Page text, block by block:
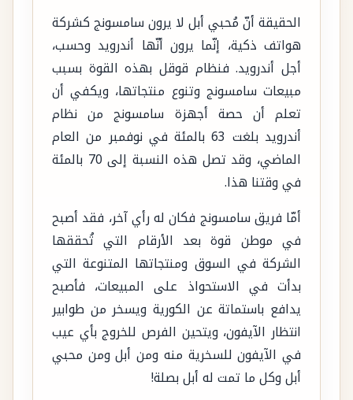
الحقيقة أنّ مُحبي أبل لا يرون سامسونج كشركة
هواتف ذكية، إنّما يرون أنّها أندرويد وحسب،
أجل أندرويد. فنظام قوقل بهذه القوة بسبب
مبيعات سامسونج وتنوع منتجاتها، ويكفي أن
تعلم أن حصة أجهزة سامسونج من نظام
أندرويد بلغت 63 بالمئة في نوفمبر من العام
الماضي، وقد تصل هذه النسبة إلى 70 بالمئة
في وقتنا هذا.
أمّا فريق سامسونج فكان له رأي آخر، فقد أصبح
في موطن قوة بعد الأرقام التي تُحققها
الشركة في السوق ومنتجاتها المتنوعة التي
بدأت في الاستحواذ على المبيعات، فأصبح
يدافع باستماتة عن الكورية ويسخر من طوابير
انتظار الآيفون، ويتحين الفرص للخروج بأي عيب
في الآيفون للسخرية منه ومن أبل ومن محبي
أبل وكل ما تمت له أبل بصلة!